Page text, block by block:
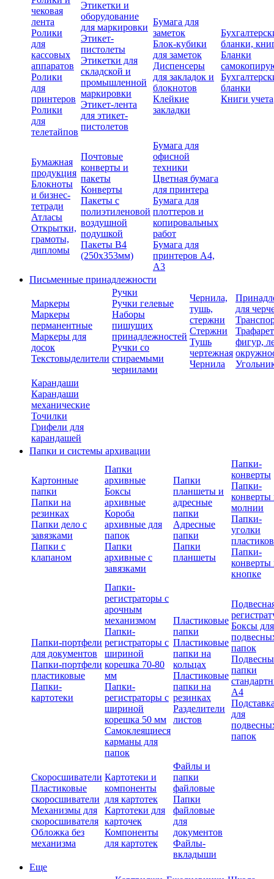
чековая
лента
Ролики
для
кассовых
аппаратов
Ролики
для
принтеров
Ролики
для
телетайпов
Этикетки и
оборудование
для маркировки
Этикет-
пистолеты
Этикетки для
складской и
промышленной
маркировки
Этикет-лента
для этикет-
пистолетов
Бумага для
заметок
Блок-кубики
для заметок
Диспенсеры
для закладок и
блокнотов
Клейкие
закладки
бланки,
Бланки
бланки
Книги учета
Бумажная
продукция
Блокноты
и бизнес-
тетради
Атласы
Открытки,
грамоты,
дипломы
Почтовые
конверты и
пакеты
Конверты
Пакеты с
полиэтиленовой
воздушной
подушкой
Пакеты В4
(250х353мм)
Бумага для
офисной
техники
Цветная бумага
для принтера
Бумага для
плоттеров и
копировальных
работ
Бумага для
принтеров А4,
А3
Письменные принадлежности
Маркеры
Маркеры
перманентные
Маркеры для
досок
Текстовыделители
Ручки
Ручки гелевые
Наборы
пишущих
принадлежностей
Ручки со
стираемыми
чернилами
Чернила,
тушь,
стержни
Стержни
Тушь
чертежная
Чернила
для
фигур,
Карандаши
Карандаши
механические
Точилки
Грифели для
карандашей
Папки и системы архивации
Картонные
папки
Папки на
резинках
Папки дело с
завязками
Папки с
клапаном
Папки
архивные
Боксы
архивные
Короба
архивные для
папок
Папки
архивные с
завязками
Папки
планшеты и
адресные
папки
Адресные
папки
Папки
планшеты
Папки-
конверты
Папки-
конверты
молнии
Папки-
уголки
Папки-
конверты
кнопке
Папки-портфели
для документов
Папки-портфели
пластиковые
Папки-
картотеки
Папки-
регистраторы с
арочным
механизмом
Папки-
регистраторы с
шириной
корешка 70-80
мм
Папки-
регистраторы с
шириной
корешка 50 мм
Самоклеящиеся
карманы для
папок
Пластиковые
папки
Пластиковые
папки на
кольцах
Пластиковые
папки на
резинках
Разделители
листов
Боксы для
папок
папки
А4
для
папок
Скоросшиватели
Пластиковые
скоросшиватели
Механизмы для
скоросшивателя
Обложка без
механизма
Картотеки и
компоненты
для картотек
Картотеки для
карточек
Компоненты
для картотек
Файлы и
папки
файловые
Папки
файловые
для
документов
Файлы-
вкладыши
Еще